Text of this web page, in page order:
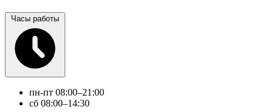
Часы работы
пн-пт 08:00–21:00
сб 08:00–14:30